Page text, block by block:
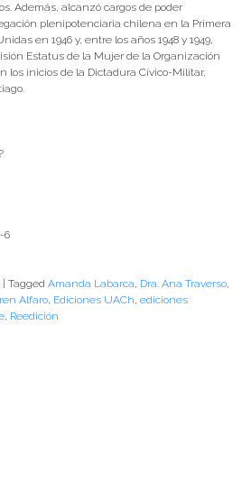
Además, alcanzó cargos de poder
plenipotenciaria chilena en la Primera
en 1946 y, entre los años 1948 y 1949,
Estatus de la Mujer de la Organización
los inicios de la Dictadura Cívico-Militar,
6
Tagged Amanda Labarca, Dra. Ana Traverso,
Alfaro, Ediciones UACh, ediciones
, Reedición